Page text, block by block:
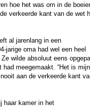
hoe het was om in de
verkeerde kant van de wet
al jarenlang in een
jarige oma had wel een heel
wilde absoluut eens
meegemaakt. “Het is mijn
aan de verkeerde kant
haar kamer in het